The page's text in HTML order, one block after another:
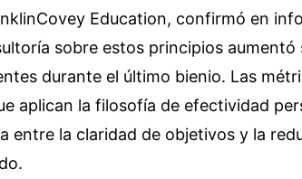
Education, confirmó en
sobre estos principios
durante el último bienio. Las
aplican la filosofía de efectividad
entre la claridad de objetivos y la